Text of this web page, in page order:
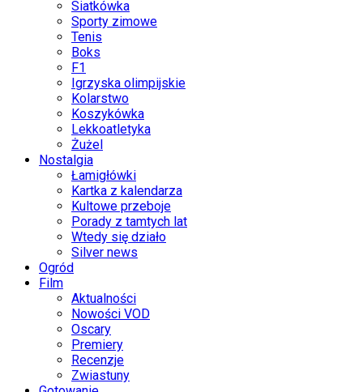
Siatkówka
Sporty zimowe
Tenis
Boks
F1
Igrzyska olimpijskie
Kolarstwo
Koszykówka
Lekkoatletyka
Żużel
Nostalgia
Łamigłówki
Kartka z kalendarza
Kultowe przeboje
Porady z tamtych lat
Wtedy się działo
Silver news
Ogród
Film
Aktualności
Nowości VOD
Oscary
Premiery
Recenzje
Zwiastuny